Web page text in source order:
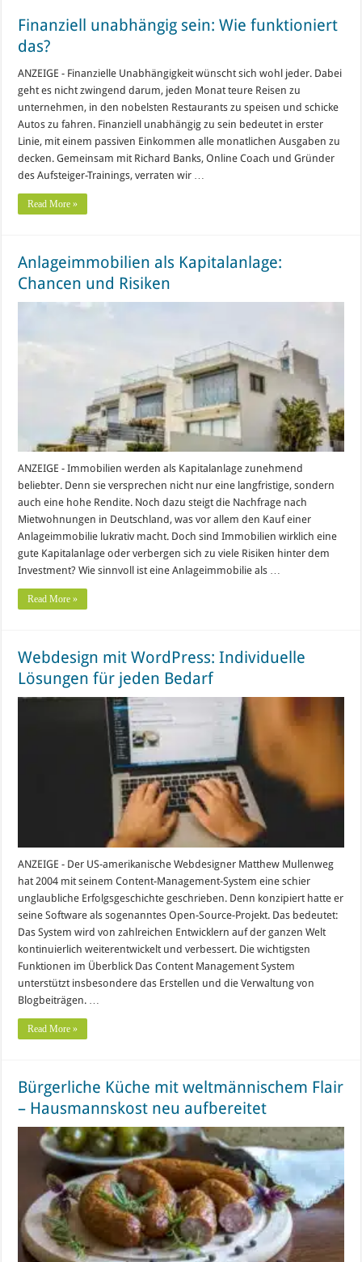
Finanziell unabhängig sein: Wie funktioniert
das?
ANZEIGE - Finanzielle Unabhängigkeit wünscht sich wohl jeder. Dabei
geht es nicht zwingend darum, jeden Monat teure Reisen zu
unternehmen, in den nobelsten Restaurants zu speisen und schicke
Autos zu fahren. Finanziell unabhängig zu sein bedeutet in erster
Linie, mit einem passiven Einkommen alle monatlichen Ausgaben zu
decken. Gemeinsam mit Richard Banks, Online Coach und Gründer
des Aufsteiger-Trainings, verraten wir …
Read More »
Anlageimmobilien als Kapitalanlage:
Chancen und Risiken
ANZEIGE - Immobilien werden als Kapitalanlage zunehmend
beliebter. Denn sie versprechen nicht nur eine langfristige, sondern
auch eine hohe Rendite. Noch dazu steigt die Nachfrage nach
Mietwohnungen in Deutschland, was vor allem den Kauf einer
Anlageimmobilie lukrativ macht. Doch sind Immobilien wirklich eine
gute Kapitalanlage oder verbergen sich zu viele Risiken hinter dem
Investment? Wie sinnvoll ist eine Anlageimmobilie als …
Read More »
Webdesign mit WordPress: Individuelle
Lösungen für jeden Bedarf
ANZEIGE - Der US-amerikanische Webdesigner Matthew Mullenweg
hat 2004 mit seinem Content-Management-System eine schier
unglaubliche Erfolgsgeschichte geschrieben. Denn konzipiert hatte er
seine Software als sogenanntes Open-Source-Projekt. Das bedeutet:
Das System wird von zahlreichen Entwicklern auf der ganzen Welt
kontinuierlich weiterentwickelt und verbessert. Die wichtigsten
Funktionen im Überblick Das Content Management System
unterstützt insbesondere das Erstellen und die Verwaltung von
Blogbeiträgen. …
Read More »
Bürgerliche Küche mit weltmännischem Flair
– Hausmannskost neu aufbereitet